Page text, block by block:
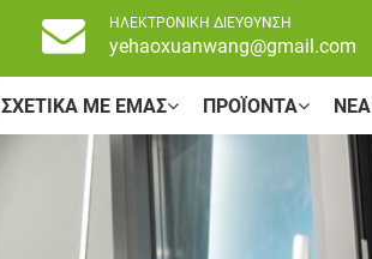
ΗΛΕΚΤΡΟΝΙΚΗ ΔΙΕΥΘΥΝΣΗ
yehaoxuanwang@gmail.com
ΣΧΕΤΙΚΆ ΜΕ ΕΜΆΣ ΠΡΟΪΌΝΤΑ ΝΈΑ